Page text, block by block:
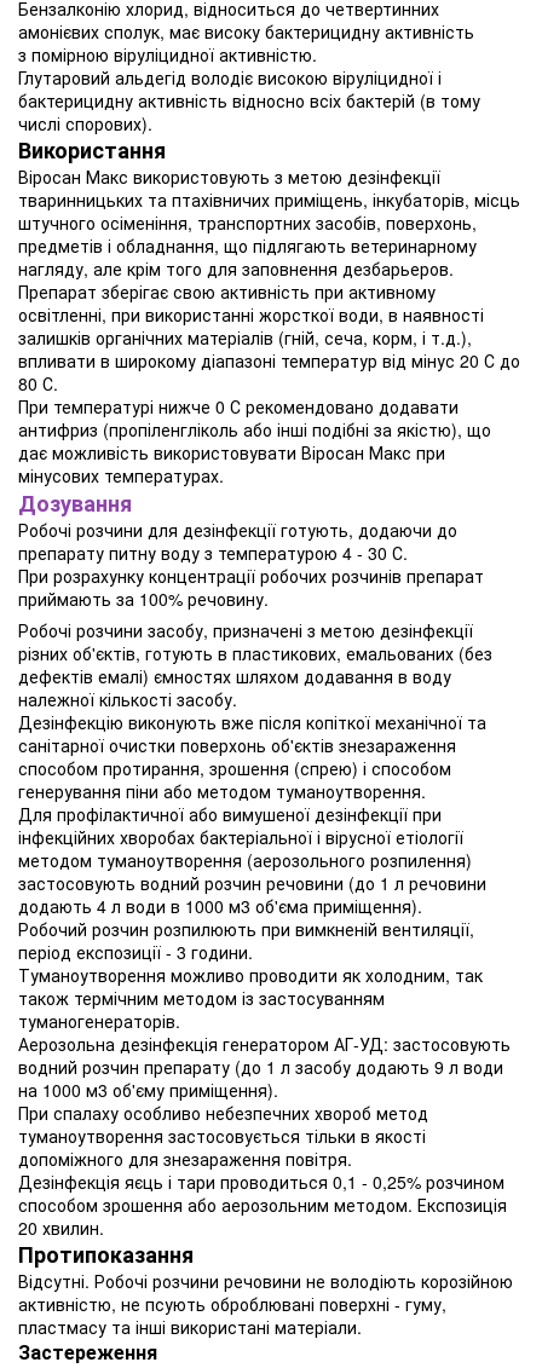
Бензалконію хлорид, відноситься до четвертинних
амонієвих сполук, має високу бактерицидну активність
з помірною віруліцидної активністю.
Глутаровий альдегід володіє високою віруліцидної і
бактерицидну активність відносно всіх бактерій (в тому
числі спорових).
Використання
Віросан Макс використовують з метою дезінфекції
тваринницьких та птахівничих приміщень, інкубаторів, місць
штучного осіменіння, транспортних засобів, поверхонь,
предметів і обладнання, що підлягають ветеринарному
нагляду, але крім того для заповнення дезбарьеров.
Препарат зберігає свою активність при активному
освітленні, при використанні жорсткої води, в наявності
залишків органічних матеріалів (гній, сеча, корм, і т.д.),
впливати в широкому діапазоні температур від мінус 20 С до
80 С.
При температурі нижче 0 С рекомендовано додавати
антифриз (пропіленгліколь або інші подібні за якістю), що
дає можливість використовувати Віросан Макс при
мінусових температурах.
Дозування
Робочі розчини для дезінфекції готують, додаючи до
препарату питну воду з температурою 4 - 30 С.
При розрахунку концентрації робочих розчинів препарат
приймають за 100% речовину.
Робочі розчини засобу, призначені з метою дезінфекції
різних об'єктів, готують в пластикових, емальованих (без
дефектів емалі) ємностях шляхом додавання в воду
належної кількості засобу.
Дезінфекцію виконують вже після копіткої механічної та
санітарної очистки поверхонь об'єктів знезараження
способом протирання, зрошення (спрею) і способом
генерування піни або методом туманоутворення.
Для профілактичної або вимушеної дезінфекції при
інфекційних хворобах бактеріальної і вірусної етіології
методом туманоутворення (аерозольного розпилення)
застосовують водний розчин речовини (до 1 л речовини
додають 4 л води в 1000 м3 об'єма приміщення).
Робочий розчин розпилюють при вимкненій вентиляції,
період експозиції - 3 години.
Туманоутворення можливо проводити як холодним, так
також термічним методом із застосуванням
туманогенераторів.
Аерозольна дезінфекція генератором АГ-УД: застосовують
водний розчин препарату (до 1 л засобу додають 9 л води
на 1000 м3 об'єму приміщення).
При спалаху особливо небезпечних хвороб метод
туманоутворення застосовується тільки в якості
допоміжного для знезараження повітря.
Дезінфекція яєць і тари проводиться 0,1 - 0,25% розчином
способом зрошення або аерозольним методом. Експозиція
20 хвилин.
Протипоказання
Відсутні. Робочі розчини речовини не володіють корозійною
активністю, не псують оброблювані поверхні - гуму,
пластмасу та інші використані матеріали.
Застереження